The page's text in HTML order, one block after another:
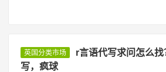
英国分类市场
r言语代写求问怎么
写，疯球